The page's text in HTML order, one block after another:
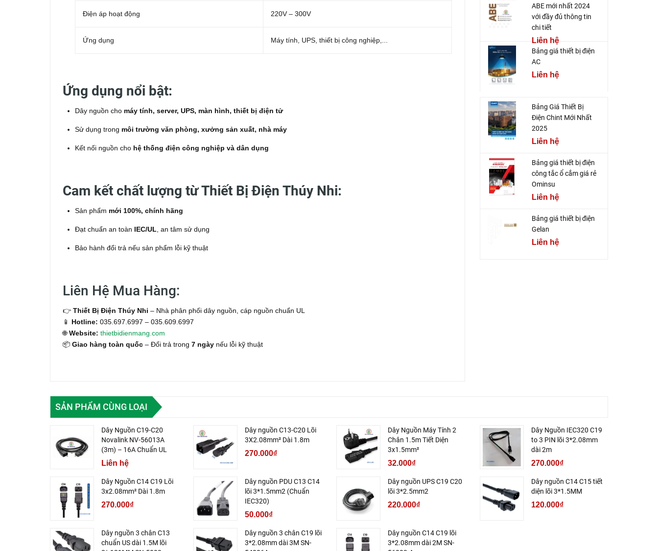
Điện áp hoạt động 220V – 300V
Ứng dụng Máy tính, UPS, thiết bị công nghiệp,...
Ứng dụng nổi bật:
Dây nguồn cho máy tính, server, UPS, màn hình, thiết bị điện tử
Sử dụng trong môi trường văn phòng, xưởng sản xuất, nhà máy
Kết nối nguồn cho hệ thống điện công nghiệp và dân dụng
Cam kết chất lượng từ Thiết Bị Điện Thúy Nhi:
Sản phẩm mới 100%, chính hãng
Đạt chuẩn an toàn IEC/UL, an tâm sử dụng
Bảo hành đổi trả nếu sản phẩm lỗi kỹ thuật
Liên Hệ Mua Hàng:
👉 Thiết Bị Điện Thúy Nhi – Nhà phân phối dây nguồn, cáp nguồn chuẩn UL
📱 Hotline: 035.697.6997 – 035.609.6997
🌐Website: thietbidienmang.com
📦 Giao hàng toàn quốc – Đổi trả trong 7 ngày nếu lỗi kỹ thuật
ABE mới nhất 2024
với đầy đủ thông tin
chi tiết
Liên hệ
Bảng giá thiết bị điện
AC
Liên hệ
Bảng Giá Thiết Bị
Điện Chint Mới Nhất
2025
Liên hệ
Bảng giá thiết bị điện
công tắc ổ cắm giá rẻ
Ominsu
Liên hệ
Bảng giá thiết bị điện
Gelan
Liên hệ
SẢN PHẨM CÙNG LOẠI
Dây Nguồn C19-C20
Novalink NV-56013A
(3m) – 16A Chuẩn UL
Liên hệ
Dây nguồn C13-C20 Lõi
3X2.08mm² Dài 1.8m
270.000₫
Dây Nguồn Máy Tính 2
Chân 1.5m Tiết Diện
3x1.5mm²
32.000₫
Dây Nguồn IEC320 C19
to 3 PIN lõi 3*2.08mm
dài 2m
270.000₫
Dây Nguồn C14 C19 Lõi
3x2.08mm² Dài 1.8m
270.000₫
Dây nguồn PDU C13 C14
lõi 3*1.5mm2 (Chuẩn
IEC320)
50.000₫
Dây nguồn UPS C19 C20
lõi 3*2.5mm2
220.000₫
Dây nguồn C14 C15 tiết
diện lõi 3*1.5MM
120.000₫
Dây nguồn 3 chân C13
chuẩn US dài 1.5M lõi
Dây nguồn 3 chân C19 lõi
3*2.08mm dài 3M SN-
Dây nguồn C14 C19 lõi
3*2.08mm dài 2M SN-